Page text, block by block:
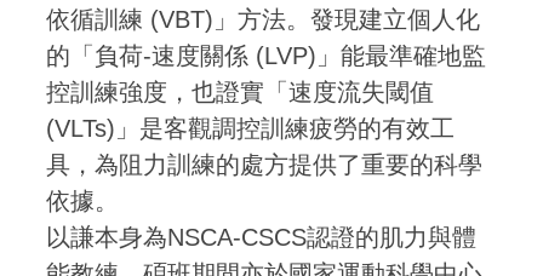
依循訓練 (VBT)」方法。發現建立個人化
的「負荷-速度關係 (LVP)」能最準確地監
控訓練強度，也證實「速度流失閾值
(VLTs)」是客觀調控訓練疲勞的有效工
具，為阻力訓練的處方提供了重要的科學
依據。
以謙本身為NSCA-CSCS認證的肌力與體